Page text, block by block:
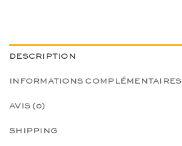
DESCRIPTION
INFORMATIONS COMPLÉMENTAIRES
AVIS (0)
SHIPPING